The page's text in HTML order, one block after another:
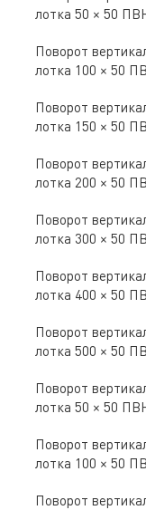
лотка 50 × 50
Поворот
лотка 100 × 50
Поворот
лотка 150 × 50
Поворот
лотка 200 × 50
Поворот
лотка 300 × 50
Поворот
лотка 400 × 50
Поворот
лотка 500 × 50
Поворот
лотка 50 × 50
Поворот
лотка 100 × 50
Поворот